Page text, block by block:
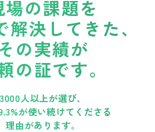
場の課題を
解決してきた、
の実績が
の証です。
3000人以上が選び、
が使い続けてくださる
理由があります。